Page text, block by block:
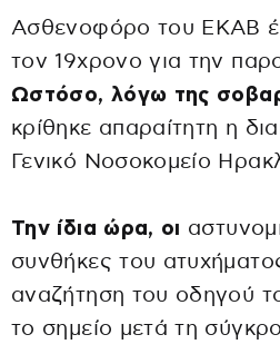
Ασθενοφόρο του ΕΚΑΒ
τον 19χρονο για την
Ωστόσο, λόγω της
κρίθηκε απαραίτητη η
Γενικό Νοσοκομείο
Την ίδια ώρα, οι
συνθήκες του
αναζήτηση του οδηγού
το σημείο μετά τη